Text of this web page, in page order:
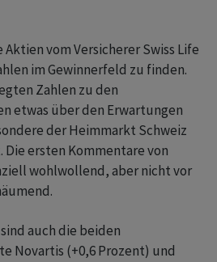
Aktien vom Versicherer Swiss Life
im Gewinnerfeld zu finden.
Zahlen zu den
etwas über den Erwartungen
der Heimmarkt Schweiz
ersten Kommentare von
wohlwollend, aber nicht vor
auch die beiden
Novartis (+0,6 Prozent) und